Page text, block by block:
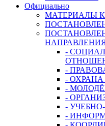
Официально
МАТЕРИАЛЫ
-
-
- ОХРАНА
-
-
-
-